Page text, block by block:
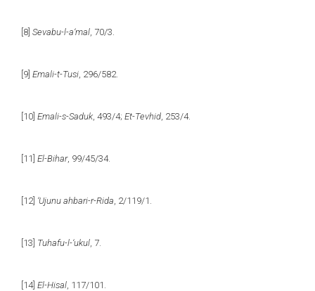
[8] Sevabu-l-a‘mal , 70/3.
[9] Emali-t-Tusi , 296/582.
[10] Emali-s-Saduk , 493/4; Et-Tevhid , 253/4.
[11] El-Bihar, 99/45/34.
[12] ‘Ujunu ahbari-r-Rida , 2/119/1.
[13] Tuhafu-l-‘ukul , 7.
[14] El-Hisal , 117/101.